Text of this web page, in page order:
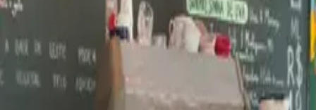
O é um espaço emSão Luís, no bairro Centro,que
oferece cafés especiais e faz parte da curadoria do Kafex.
Selecionado pela nossa equipe, o local foi avaliado por oferecer uma
boa experiência para quem busca onde tomar café especial em
São
Luís , seja em uma cafeteria, restaurante ou outro tipo de